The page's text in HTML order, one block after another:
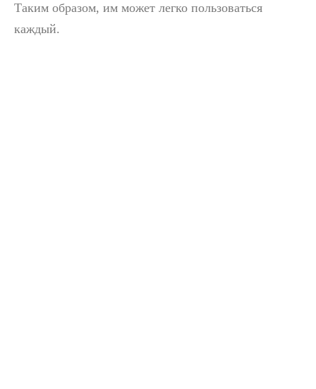
Ультразвуковая система распыления - это метод формирования
Таким образом, им может легко пользоваться
каждый.